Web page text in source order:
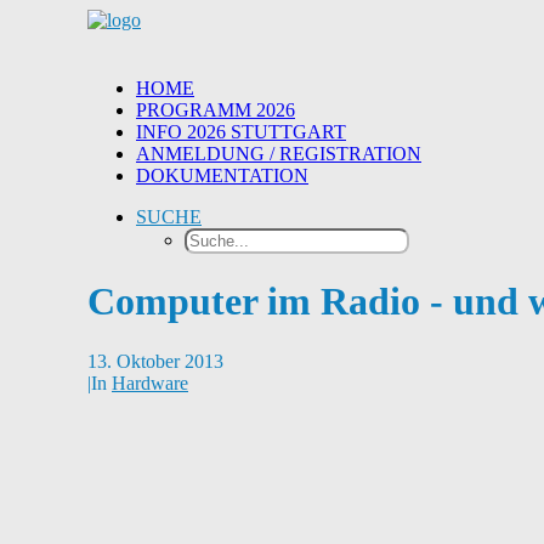
HOME
PROGRAMM 2026
INFO 2026 STUTTGART
ANMELDUNG / REGISTRATION
DOKUMENTATION
SUCHE
Computer im Radio - und
13. Oktober 2013
|In Hardware